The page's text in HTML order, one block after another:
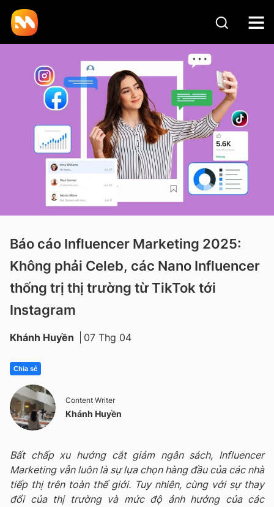
Báo cáo Influencer Marketing 2025:
Không phải Celeb, các Nano Influencer
thống trị thị trường từ TikTok tới
Instagram
Khánh Huyền 07 Thg 04
Chia sẻ
Content Writer
Khánh Huyền
Bất chấp xu hướng cắt giảm ngân sách, Influencer
Marketing vẫn luôn là sự lựa chọn hàng đầu của các nhà
tiếp thị trên toàn thế giới. Tuy nhiên, cùng với sự thay
đổi của thị trường và mức độ ảnh hưởng của các